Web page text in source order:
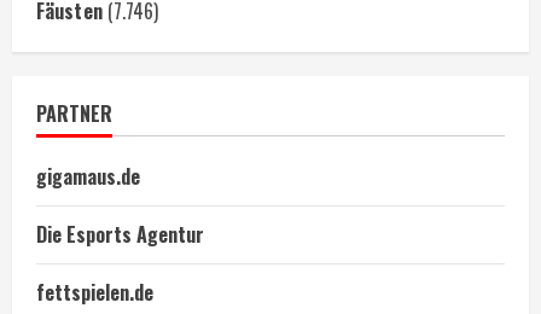
Fäusten (7.746)
PARTNER
gigamaus.de
Die Esports Agentur
fettspielen.de